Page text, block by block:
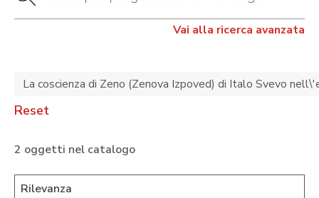
Vai alla ricerca avanzata
La coscienza di Zeno (Zenova Izpoved) di Italo Svevo
Reset
2 oggetti nel catalogo